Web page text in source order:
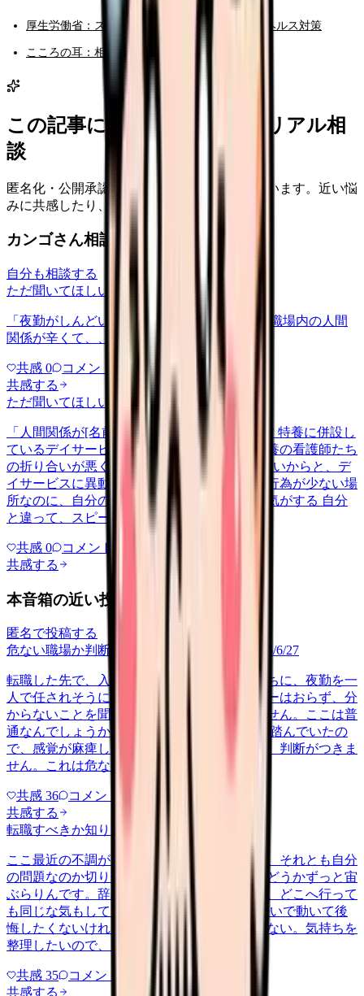
厚生労働省：ストレスチェック制度・メンタルヘルス対策
こころの耳：相談窓口案内
この記事に近い看護師さんのリアル相
談
匿名化・公開承認済みの本音だけを表示しています。近い悩
みに共感したり、自分の状況を投稿できます。
カンゴさん相談室から共有された相談
自分も相談する
ただ聞いてほしい
2026/6/13
「夜勤がしんどい」について相談したいです 職場内の人間
関係が辛くて、、、
共感 0 コメント
共感する
ただ聞いてほしい
relationships2026/5/22
「人間関係が[名前]」について相談したいです 特養に併設し
ているデイサービスで働いてるのですが、特養の看護師たち
の折り合いが悪く、その中の1人が居場所がないからと、デ
イサービスに異動してきて。ただでさえ医療行為が少ない場
所なのに、自分の居場所がなくなったような気がする 自分
と違って、スピードが速いし…
共感 0 コメント
共感する
本音箱の近い投稿
匿名で投稿する
危ない職場か判断してほしい
career-growth 2026/6/27
転職した先で、入職して二ヶ月も経たないうちに、夜勤を一
人で任されそうになっています。プリセプターはおらず、分
からないことを聞ける相手も日によっていません。ここは普
通なんでしょうか。 前の職場はもっと段階を踏んでいたの
で、感覚が麻痺しているのか自分が甘いのか、判断がつきま
せん。これは危ない環境なのか…
共感 36 コメント
共感する
転職すべきか知りたい
ここ最近の不調が、職場の環境のせいなのか、それとも自分
の問題なのか切り分けられず、転職すべきかどうかずっと宙
ぶらりんです。辞めれば楽になる気もするし、どこへ行って
も同じな気もして、決め手がありません。 勢いで動いて後
悔したくないけれど、このまま留まる根拠もない。気持ちを
整理したいので、判断材料の集…
共感 35 コメント
共感する